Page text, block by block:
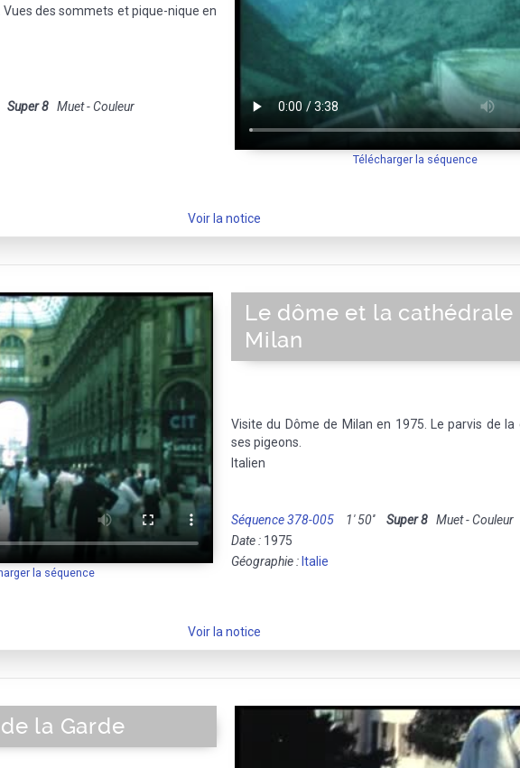
Télécharger la séquence
des sommets et pique-nique en
Super 8 Muet - Couleur
Voir la notice
la séquence
Le dôme et la cathédrale
Milan
Visite du Dôme de Milan en 1975. Le parvis de
ses pigeons.
Italien
Séquence 378-005 1' 50'' Super 8 Muet - Couleur
Date : 1975
Géographie : Italie
Voir la notice
la Garde